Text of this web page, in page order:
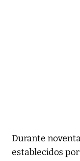
Durante
establecidos